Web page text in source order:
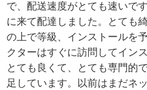
で、配送速度がとても速いで
に来て配達しました。とても
の上で等級、インストールを
クターはすぐに訪問してイン
とても良くて、とても専門的
足しています。以前はまだネ